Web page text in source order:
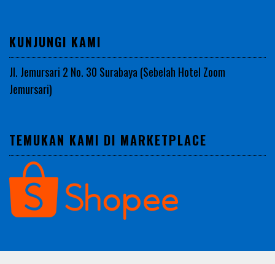
KUNJUNGI KAMI
Jl. Jemursari 2 No. 30 Surabaya (Sebelah Hotel Zoom
Jemursari)
TEMUKAN KAMI DI MARKETPLACE